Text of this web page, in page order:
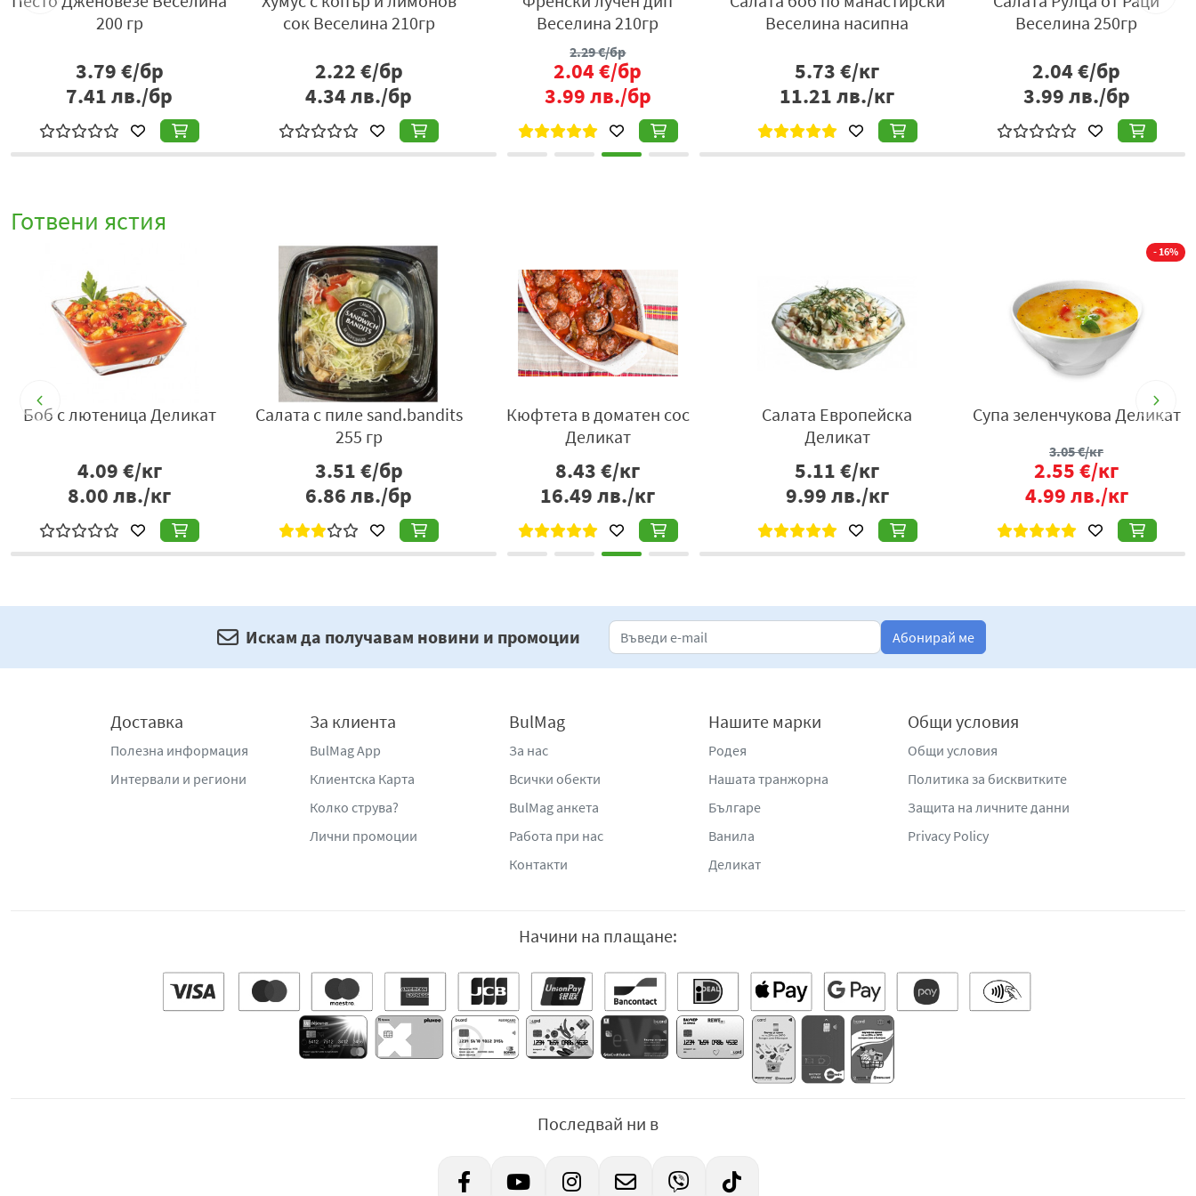
200 гр
3.79€/бр
7.41лв./бр
сок Веселина 210гр
2.22€/бр
4.34лв./бр
Веселина 210гр
2.29€/бр
2.04€/бр
3.99лв./бр
Веселина насипна
5.73€/кг
11.21лв./кг
Веселина 250гр
2.04€/бр
3.99лв./бр
Готвени ястия
Боб с лютеница Деликат
4.09€/кг
8.00лв./кг
Салата с пиле sand.bandits
255 гр
3.51€/бр
6.86лв./бр
Кюфтета в доматен сос
Деликат
8.43€/кг
16.49лв./кг
Салата Европейска
Деликат
5.11€/кг
9.99лв./кг
- 16%
Супа зеленчукова Деликат
3.05€/кг
2.55€/кг
4.99лв./кг
Искам да получавам новини и промоции Абонирай ме
Доставка
Полезна информация
Интервали и региони
За клиента
BulMag App
Клиентска Карта
Колко струва?
Лични промоции
BulMag
За нас
Всички обекти
BulMag анкета
Работа при нас
Контакти
Нашите марки
Родея
Нашата транжорна
Българе
Ванила
Деликат
Общи условия
Общи условия
Политика за бисквитките
Защита на личните данни
Privacy Policy
Начини на плащане:
Последвай ни в